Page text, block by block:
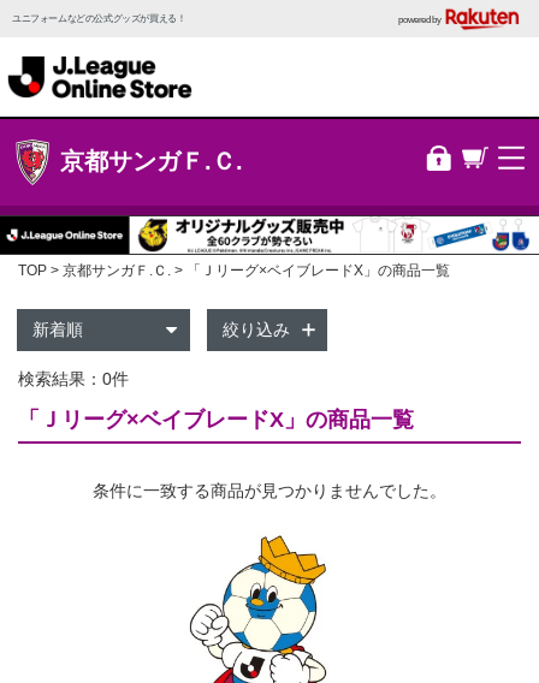
ユニフォームなどの公式グッズが買える！ powered by
京都サンガＦ.Ｃ.
TOP 京都サンガＦ.Ｃ. 「Ｊリーグ×ベイブレードX」の商品一覧
絞り込み
検索結果：0件
「Ｊリーグ×ベイブレードX」の商品一覧
条件に一致する商品が見つかりませんでした。